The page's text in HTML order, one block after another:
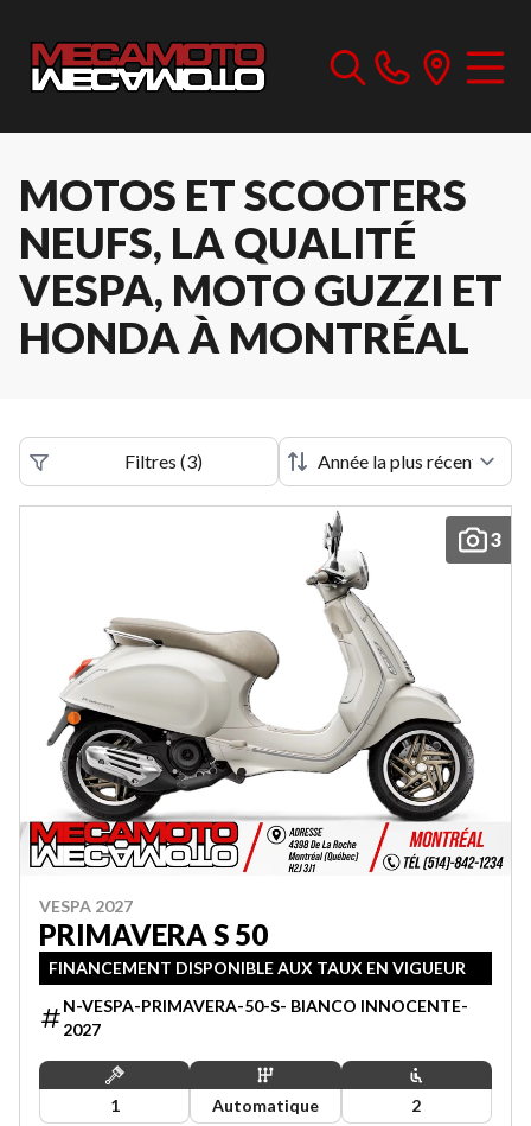
MOTOS ET SCOOTERS
NEUFS, LA QUALITÉ
VESPA, MOTO GUZZI ET
HONDA À MONTRÉAL
Filtres (3)
3
VESPA 2027
PRIMAVERA S 50
FINANCEMENT DISPONIBLE AUX TAUX EN VIGUEUR
N-VESPA-PRIMAVERA-50-S- BIANCO INNOCENTE-
2027
1 Automatique 2